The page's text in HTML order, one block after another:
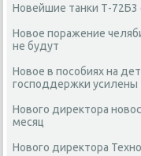
Новейшие танки Т-72Б3
Новое поражение
не будут
Новое в пособиях на
господдержки усилены
Нового директора
месяц
Нового директора